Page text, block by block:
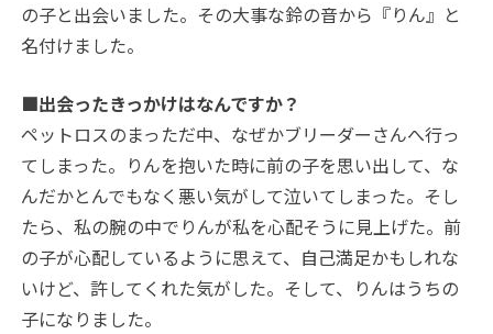
の子と出会いました。その大事な鈴の音から『りん』と
名付けました。
■出会ったきっかけはなんですか？
ペットロスのまっただ中、なぜかブリーダーさんへ行っ
てしまった。りんを抱いた時に前の子を思い出して、な
んだかとんでもなく悪い気がして泣いてしまった。そし
たら、私の腕の中でりんが私を心配そうに見上げた。前
の子が心配しているように思えて、自己満足かもしれな
いけど、許してくれた気がした。そして、りんはうちの
子になりました。